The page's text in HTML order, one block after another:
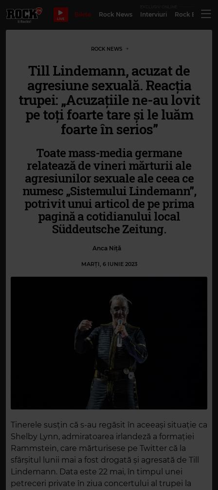
LIVE
Bilete Rock News Interviuri Rock
ROCK NEWS
Till Lindemann, acuzat de
agresiune sexuală. Reacția
trupei: „Acuzațiile ne-au lovit
pe toți foarte tare și le luăm
foarte în serios”
Toate mass-media germane
relatează de vineri mărturii ale
agresiunilor sexuale ale ceea ce
numesc „Sistemului Lindemann”,
potrivit unui articol de pe prima
pagină a cotidianului local
Süddeutsche Zeitung.
Anca Niță
MARȚI, 6 IUNIE 2023
Tinerele susţin că s-au regăsit în aceeaşi situaţie ca
Shelby Lynn, admiratoarea irlandeză a formaţiei
Rammstein, care mărturisese pe Twitter că la
sfârşitul lunii mai a fost drogată şi agresată de Till
Lindemann. Data este 22 mai, în timpul unei
petreceri private în ziua concertului al trupei la